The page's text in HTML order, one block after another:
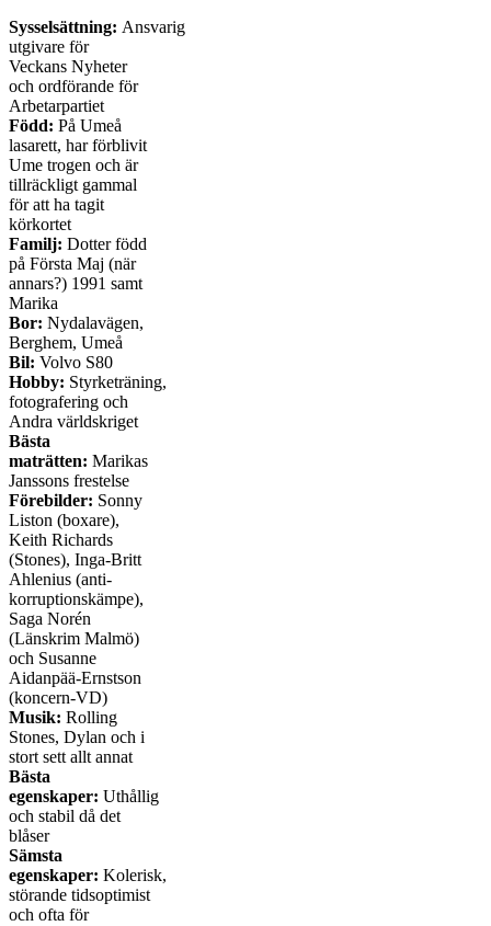
Sysselsättning: Ansvarig
utgivare för
Veckans Nyheter
och ordförande för
Arbetarpartiet
Född: På Umeå
lasarett, har förblivit
Ume trogen och är
tillräckligt gammal
för att ha tagit
körkortet
Familj: Dotter född
på Första Maj (när
annars?) 1991 samt
Marika
Bor: Nydalavägen,
Berghem, Umeå
Bil: Volvo S80
Hobby: Styrketräning,
fotografering och
Andra världskriget
Bästa
maträtten: Marikas
Janssons frestelse
Förebilder: Sonny
Liston (boxare),
Keith Richards
(Stones), Inga-Britt
Ahlenius (anti-
korruptionskämpe),
Saga Norén
(Länskrim Malmö)
och Susanne
Aidanpää-Ernstson
(koncern-VD)
Musik: Rolling
Stones, Dylan och i
stort sett allt annat
Bästa
egenskaper: Uthållig
och stabil då det
blåser
Sämsta
egenskaper: Kolerisk,
störande tidsoptimist
och ofta för